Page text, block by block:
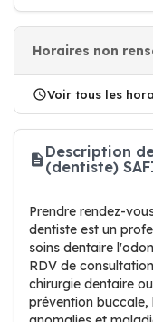
Horaires non
Voir tous les
Description
(dentiste)
Prendre rendez-
dentiste est un
soins dentaire
RDV de
chirurgie dentaire
prévention